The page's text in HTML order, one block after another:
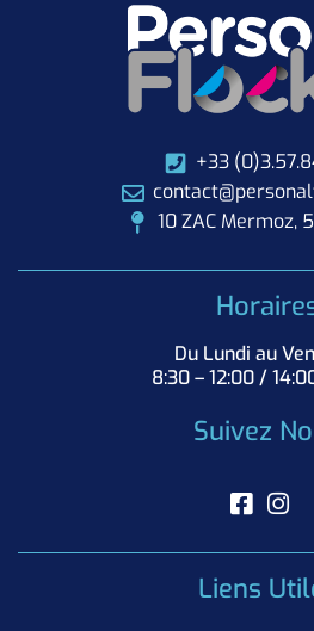
+33
10 ZAC Mermoz,
Du Lundi au
8:30 – 12:00 /
Suivez
Liens